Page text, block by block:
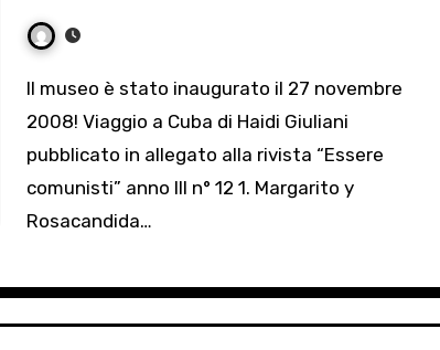
Il museo è stato inaugurato il 27 novembre
2008! Viaggio a Cuba di Haidi Giuliani
pubblicato in allegato alla rivista “Essere
comunisti” anno III n° 12 1. Margarito y
Rosacandida…